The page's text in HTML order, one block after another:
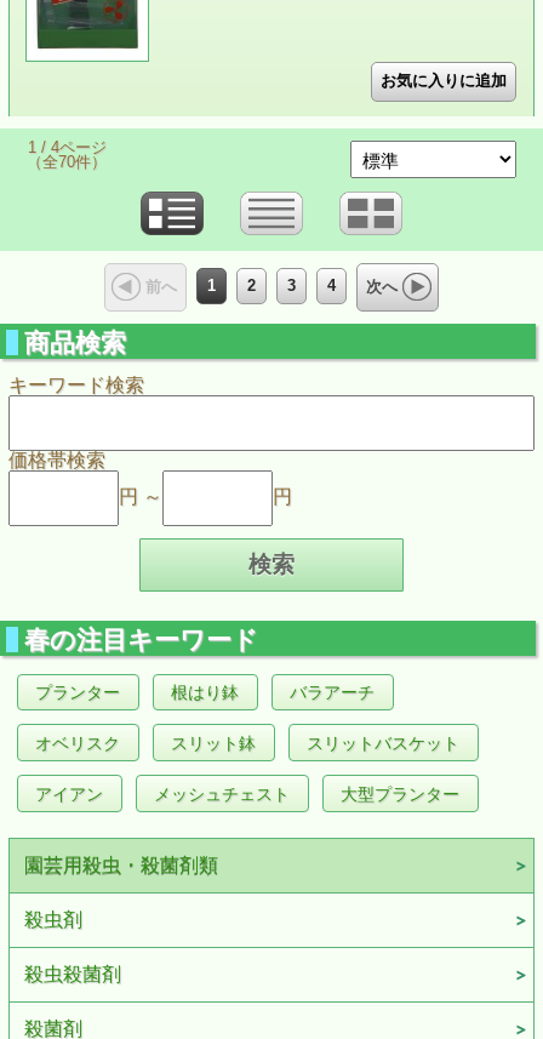
1 / 4ページ
（全70件）
前へ 1 2 3 4 次へ
商品検索
キーワード検索
価格帯検索
円 ～
円
春の注目キーワード
プランター 根はり鉢 バラアーチ
オベリスク スリット鉢 スリットバスケット
アイアン メッシュチェスト 大型プランター
園芸用殺虫・殺菌剤類
殺虫剤
殺虫殺菌剤
殺菌剤